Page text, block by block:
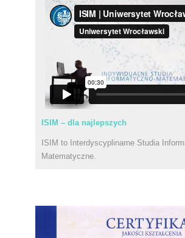
ISIM – dla najlepszych
ISIM to Interdyscyplinarne Studia
Matematyczne.